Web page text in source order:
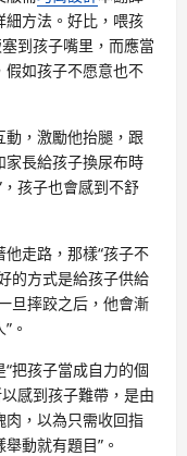
細方法。好比，喂孩
到孩子嘴里，而應當
假如孩子不愿意也不
動，激勵他抬腿，跟
家長給孩子換尿布時
孩子也會感到不舒
走路，那樣“孩子不
的方式是給孩子供給
旦摔跤之后，他會漸
。
把孩子當成自力的個
感到孩子難帶，是由
肉，以為只需收回指
動就有題目”。